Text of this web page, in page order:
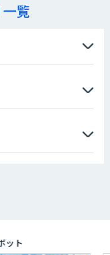
支援
デミー（バイブコーデ
覧